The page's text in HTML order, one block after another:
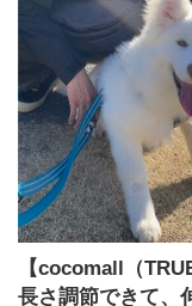
【cocomall（
長さ調節できて、